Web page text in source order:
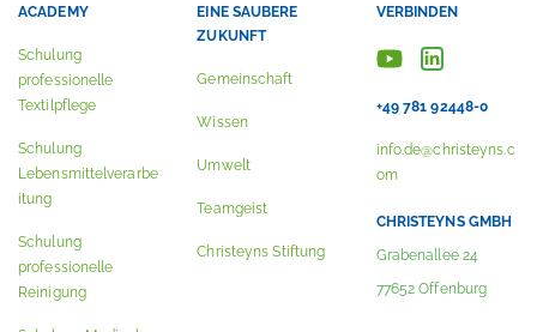
ACADEMY
Schulung
professionelle
Textilpflege
Schulung
Lebensmittelverarbe
itung
Schulung
professionelle
Reinigung
EINE SAUBERE
ZUKUNFT
Gemeinschaft
Wissen
Umwelt
Teamgeist
Christeyns Stiftung
VERBINDEN
+49 781 92448-0
info.de@christeyns.c
om
CHRISTEYNS GMBH
Grabenallee 24
77652 Offenburg